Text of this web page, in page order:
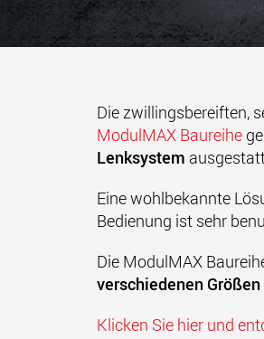
Die zwillingsbereiften,
ModulMAX Baureihe
Lenksystem
Eine wohlbekannte
Bedienung ist sehr
Die ModulMAX
verschiedenen Größen
Klicken Sie hier und